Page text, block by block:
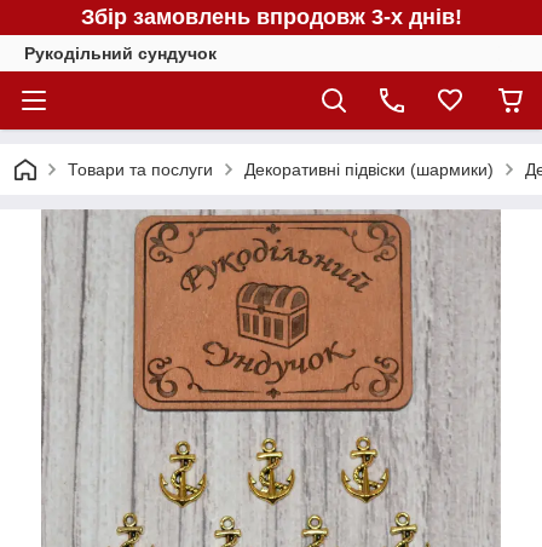
Збір замовлень впродовж 3-х днів!
Рукодільний сундучок
Товари та послуги Декоративні підвіски (шармики)